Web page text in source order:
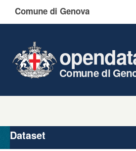
Comune di Genova
Comune di
Organizzazioni
Gruppi
Dataset